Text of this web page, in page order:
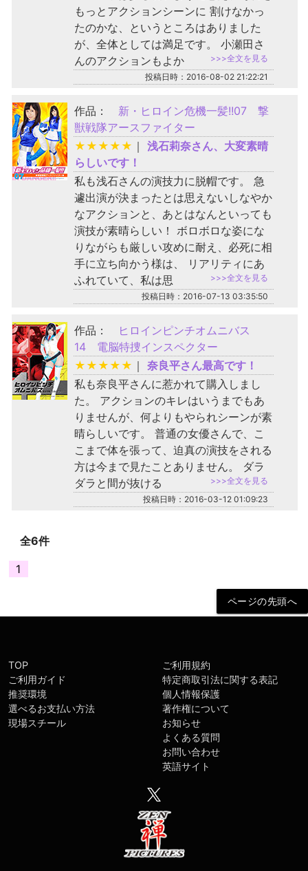
もっとアクションシーンに 割けなかっ
たのかな、というところはありました
が、全体としては満足です。 小瀬田さ
んのアクションもよか
>>>全文を見る
投稿日時：2016-08-02 21:22:21
作品： 新・ヒロイン危機一髪!!07 撃
獣戦隊アースファイター
★ ★ ★ ★ ★ ｜ 浅石莉奈さん、大変素晴
らしいです！
私も浅石さんの演技力に脱帽です。 急
遽出演が決まったとは思えないしなやか
なアクションと、あとはなんといっても
演技が素晴らしい！ ボロボロな姿にな
りながらも厳しい攻めに耐え、必死に相
手に立ち向かう様は、 リアリティにあ
ふれていて、私は思
>>>全文を見る
投稿日時：2016-07-13 03:35:50
作品：
ヒロインピンチオムニバス
14 電脳特捜インスペクター
★ ★ ★ ★ ★ ｜ 奈良平さん最高です！
私も奈良平さんに惹かれて購入しまし
た。 アクションのキレはいうまでもあ
りませんが、何よりもやられシーンが素
晴らしいです。 普通の女優さんで、こ
こまで体を張って、迫真の演技をされる
方は今まで見たことありません。 ダラ
ダラと間が抜ける
>>>全文を見る
投稿日時：2016-03-12 01:09:23
全6件
1
TOP
ご利用ガイド
推奨環境
選べるお支払い方法
現場スチール
ご利用規約
特定商取引法に関する表記
個人情報保護
著作権について
お知らせ
よくある質問
お問い合わせ
英語サイト